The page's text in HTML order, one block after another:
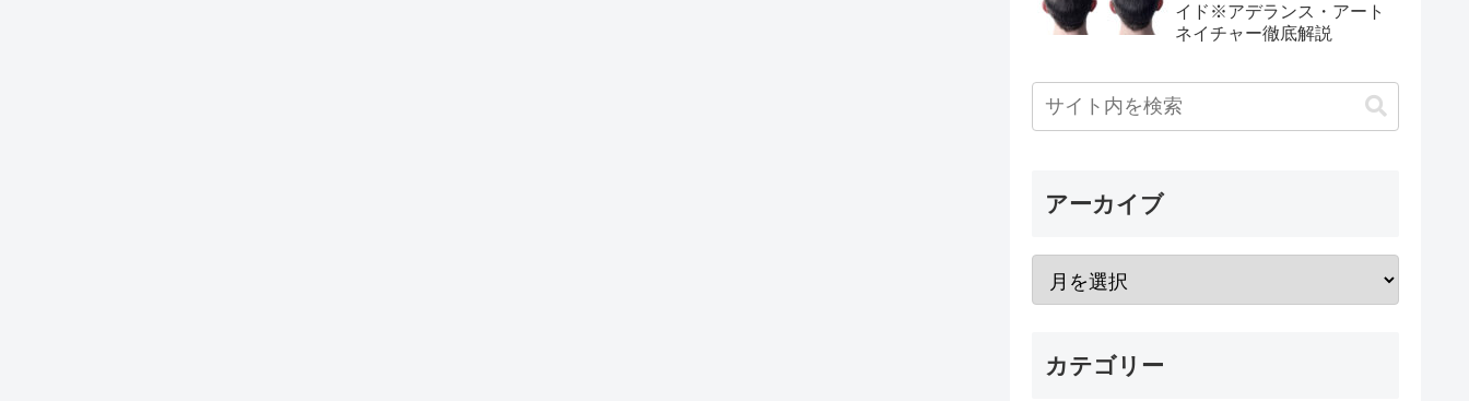
イド※アデランス・アート
ネイチャー徹底解説
アーカイブ
カテゴリー